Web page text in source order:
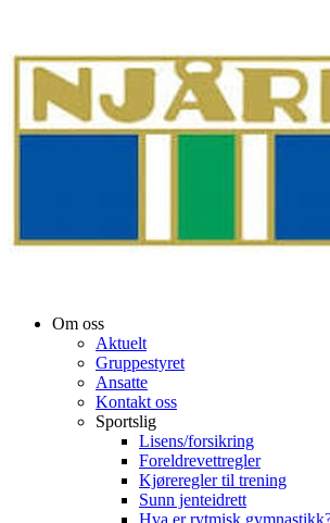
Om oss
Aktuelt
Gruppestyret
Ansatte
Kontakt oss
Sportslig
Lisens/forsikring
Foreldrevettregler
Kjøreregler til trening
Sunn jenteidrett
Hva er rytmisk